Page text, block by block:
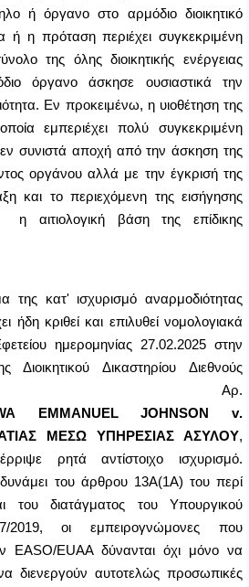
ή όργανο στο αρμόδιο διοικητικό
η πρόταση περιέχει συγκεκριμένη
της όλης διοικητικής ενέργειας
όργανο άσκησε ουσιαστικά την
Εν προκειμένω, η υιοθέτηση της
εμπεριέχει πολύ συγκεκριμένη
συνιστά αποχή από την άσκηση της
οργάνου αλλά με την έγκρισή της
και το περιεχόμενη της εισήγησης
η αιτιολογική βάση της επίδικης
της κατ' ισχυρισμό αναρμοδιότητας
ήδη κριθεί και επιλυθεί νομολογιακά
ημερομηνίας 27.02.2025 στην
Δικαστηρίου Διεθνούς
Αρ.
EMMANUEL JOHNSON v.
ΜΕΣΩ ΥΠΗΡΕΣΙΑΣ ΑΣΥΛΟΥ,
ρητά αντίστοιχο ισχυρισμό.
δυνάμει του άρθρου 13Α(1Α) του περί
διατάγματος του Υπουργικού
οι εμπειρογνώμονες που
EASO/EUAAδύνανται όχι μόνο να
διενεργούν αυτοτελώς προσωπικές